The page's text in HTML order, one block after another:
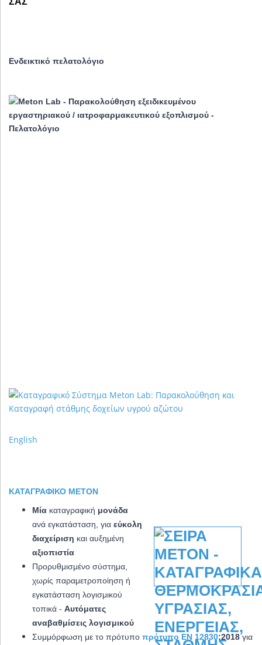
Ενδεικτικό πελατολόγιο
English
ΚΑΤΑΓΡΑΦΙΚΌ METON
Μία καταγραφική μονάδα
ανά εγκατάσταση, για εύκολη
διαχείριση και αυξημένη
αξιοπιστία
Προρυθμισμένο σύστημα,
χωρίς παραμετροποίηση ή
εγκατάσταση λογισμικού
τοπικά - Αυτόματες
αναβαθμίσεις λογισμικού
Συμμόρφωση με το πρότυπο πρότυπο EN 12830:2018 για